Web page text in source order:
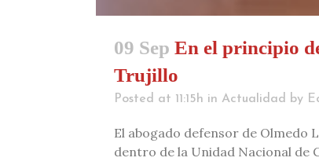
09 Sep En el principio
Trujillo
Posted at 11:15h in Actualidad by
El abogado defensor de Olmedo
dentro de la Unidad Nacional de